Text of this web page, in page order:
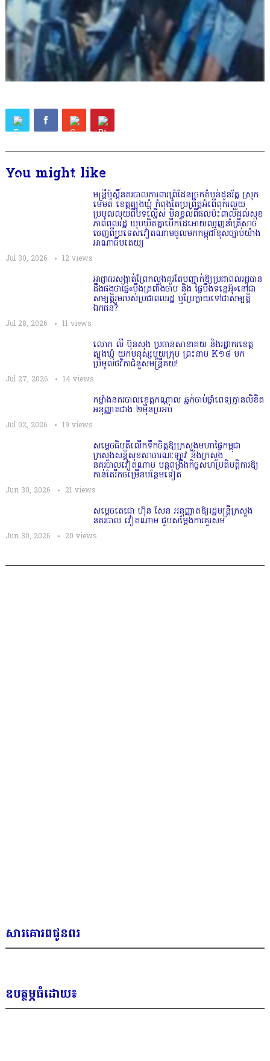
You might like
មន្ត្រីប៉ុស្តិ៍នគរបាលការពារព្រំដែនច្រកតំបន់ដូនរ័ត្ន ស្រុក
មេមត់ ខេត្តត្បូងឃ្មុំ កំពុងតែប្រព្រឹត្តអំពើពុករលួយ
ប្រមូលលុយពីបទល្មើស មិនខ្វល់ពីផលប៉ះពាល់ដល់សុខ
ភាពពលរដ្ឋ ឃុបឃិតគ្នាបើកដៃអោយឈ្មួញនាំត្រីសាច់
ចេញពីប្រទេសវៀតណាមចូលមកកម្ពុជាខុសច្បាប់យ៉ាង
អាណាធិបតេយ្យ
Jul 30, 2026 12views
អាជ្ញាធរសង្កាត់ព្រែកលួងគួរតែបញ្ជាក់ឱ្យប្រជាពលរដ្ឋបាន
ដឹងផងថាផ្ទៃ«បឹងត្រពាំងចាប និង ផ្ទៃបឹងទន្លេអ៊ុ»នៅជា
សម្បត្តិរួមរបស់ប្រជាពលរដ្ឋ ឬប្រែក្លាយទៅជាសម្បត្តិ
ឯកជន?
Jul 28, 2026 11 views
លោក លី ប៊ុនសុង ប្រធានសាខាគយ និងរដ្ឋាករខេត្ត
ត្បូងឃ្មុំ យកមនុស្សមួយក្រុម ព្រះនាម K១៨ មក
ប្រមូលថវិកាជំនួសមន្ត្រីគយ!
Jul 27, 2026 14 views
កម្លាំងនគរបាលខេត្តកណ្ដាល ឆ្មក់ចាប់ថ្នាំពេទ្យគ្មានលិខិត
អនុញ្ញាតជាង ២ម៉ឺនប្រអប់
Jul 02, 2026 19 views
សម្តេច​ធិបតី​លេីកទឹកចិត្ត​ឱ្យក្រសួងមហាផ្ទៃកម្ពុជា
ក្រសួងសន្តិសុខសាធារណៈឡាវ និងក្រសួង
នគរបាលវៀតណាម បន្តពង្រឹងកិច្ចសហប្រតិបត្តិការឱ្យ
កាន់តែរីកចម្រើនបន្ថែមទៀត
Jun 30, 2026 21 views
សម្តេចតេជោ ហ៊ុន សែន អនុញ្ញាតឱ្យរដ្ឋមន្ត្រីក្រសួង
នគរបាល វៀតណាម ជួបសម្តែងការគួរសម
Jun 30, 2026 20 views
សារគោរពជូនពរ
ឧបត្ថម្ភធំដោយ៖